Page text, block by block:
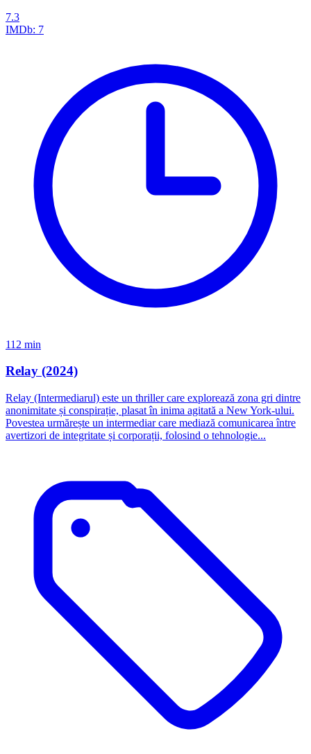
7.3
IMDb: 7
112 min
Relay (2024)
Relay (Intermediarul) este un thriller care explorează zona gri dintre
anonimitate și conspirație, plasat în inima agitată a New York-ului.
Povestea urmărește un intermediar care mediază comunicarea între
avertizori de integritate și corporații, folosind o tehnologie...